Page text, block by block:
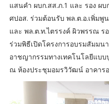
แสนคำ ผบก.สส.ภ.1 และ รอง ผ
ศปอส. ร่วมต้อนรับ พล.ต.อ.เพิ่ม
และ พล.ต.ท.ไตรรงค์ ผิวพรรณ ร
ร่วมพิธีเปิดโครงการอบรมสัมม
อาชญากรรมทางเทคโนโลยีแบ
ณ ห้องประชุมอมรวิวัฒน์ อาคารอ